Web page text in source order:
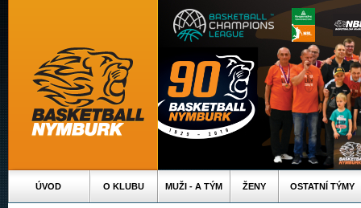
ÚVOD O KLUBU MUŽI - A TÝM ŽENY OSTATNÍ TÝMY